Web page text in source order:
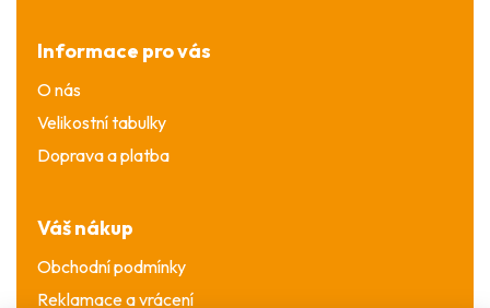
Informace pro vás
O nás
Velikostní tabulky
Doprava a platba
Váš nákup
Obchodní podmínky
Reklamace a vrácení